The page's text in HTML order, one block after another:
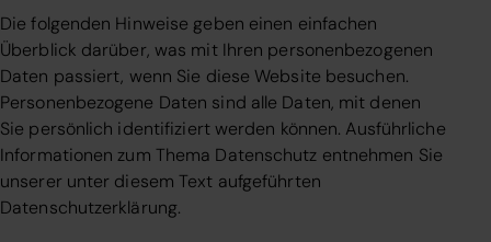
Die folgenden Hinweise geben einen einfachen
Überblick darüber, was mit Ihren personenbezogenen
Daten passiert, wenn Sie diese Website besuchen.
Personenbezogene Daten sind alle Daten, mit denen
Sie persönlich identifiziert werden können. Ausführliche
Informationen zum Thema Datenschutz entnehmen Sie
unserer unter diesem Text aufgeführten
Datenschutzerklärung.